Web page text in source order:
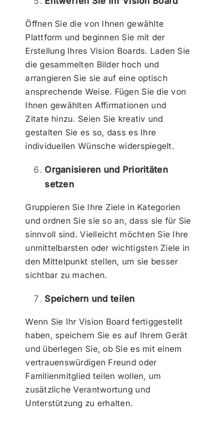
Öffnen Sie die von Ihnen gewählte
Plattform und beginnen Sie mit der
Erstellung Ihres Vision Boards. Laden Sie
die gesammelten Bilder hoch und
arrangieren Sie sie auf eine optisch
ansprechende Weise. Fügen Sie die von
Ihnen gewählten Affirmationen und
Zitate hinzu. Seien Sie kreativ und
gestalten Sie es so, dass es Ihre
individuellen Wünsche widerspiegelt.
Organisieren und Prioritäten
setzen
Gruppieren Sie Ihre Ziele in Kategorien
und ordnen Sie sie so an, dass sie für Sie
sinnvoll sind. Vielleicht möchten Sie Ihre
unmittelbarsten oder wichtigsten Ziele in
den Mittelpunkt stellen, um sie besser
sichtbar zu machen.
Speichern und teilen
Wenn Sie Ihr Vision Board fertiggestellt
haben, speichern Sie es auf Ihrem Gerät
und überlegen Sie, ob Sie es mit einem
vertrauenswürdigen Freund oder
Familienmitglied teilen wollen, um
zusätzliche Verantwortung und
Unterstützung zu erhalten.